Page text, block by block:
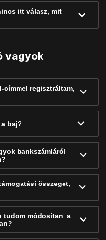
itt válasz, mit
vagyok
címmel regisztráltam,
baj?
bankszámláról
összeget,
tudom módosítani a